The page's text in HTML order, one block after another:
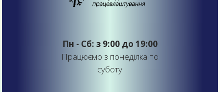
Пн - Сб: з 9:00 до 19:00
Працюємо з понеділка по
суботу